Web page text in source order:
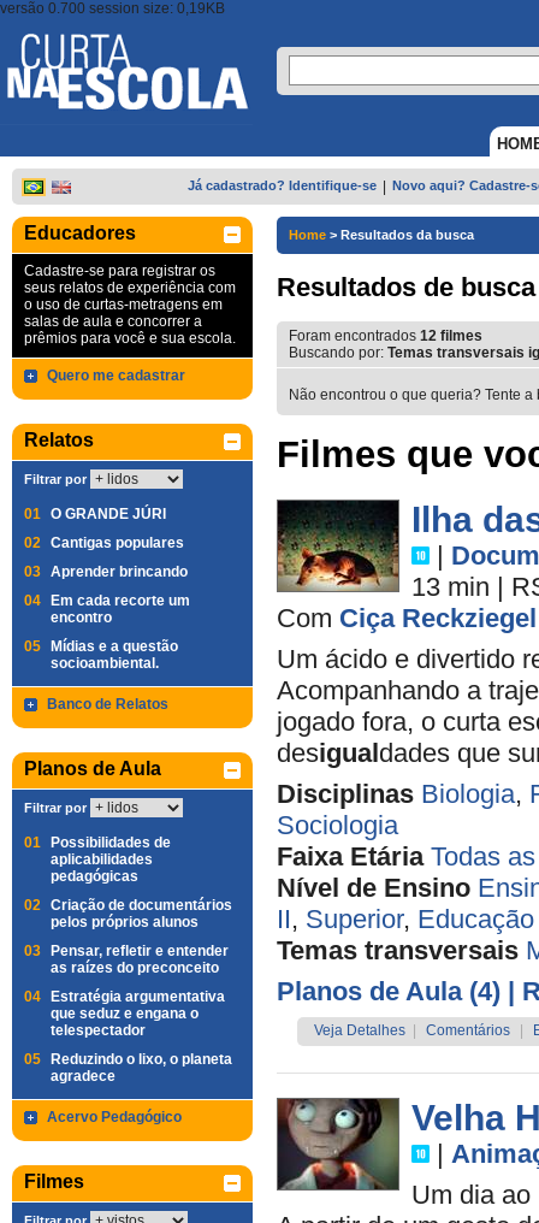
versão 0.700 session size: 0,19KB
Já cadastrado? Identifique-se Novo aqui? Cadastre-
Educadores
Cadastre-se para registrar os
seus relatos de experiência com
o uso de curtas-metragens em
salas de aula e concorrer a
prêmios para você e sua escola.
Quero me cadastrar
Relatos
Filtrar por
01 O GRANDE JÚRI
02 Cantigas populares
03 Aprender brincando
04
Em cada recorte um
encontro
05
Mídias e a questão
socioambiental.
Banco de Relatos
Planos de Aula
Filtrar por
01
Possibilidades de
aplicabilidades
pedagógicas
02 Criação de documentários
pelos próprios alunos
03
Pensar, refletir e entender
as raízes do preconceito
04
Estratégia argumentativa
que seduz e engana o
telespectador
05
Reduzindo o lixo, o planeta
agradece
Acervo Pedagógico
Filmes
Home > Resultados da busca
Resultados de busca
Foram encontrados 12 filmes
Buscando por: Temas transversais
Não encontrou o que queria? Tente
Filmes que
Ilha
|
13 min |
Com Ciça Reckziegel
Um ácido e divertido
Acompanhando a
jogado fora, o curta
desigualdades que
Disciplinas Biologia,
Sociologia
Faixa Etária Todas
Nível de Ensino
II, Superior,
Temas transversais
Planos de Aula (4) |
Veja Detalhes Comentários
Velha
|
Um dia ao